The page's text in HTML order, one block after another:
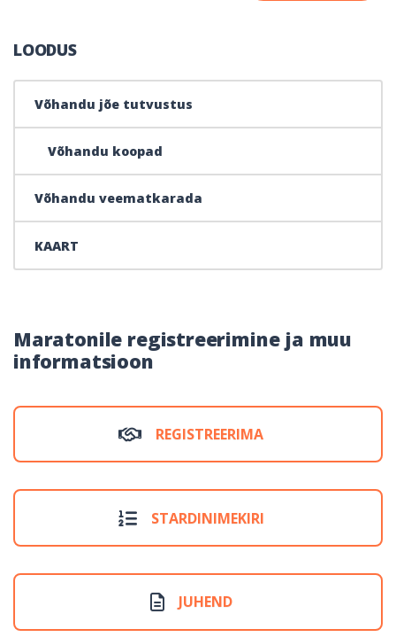
LOODUS
Võhandu jõe tutvustus
Võhandu koopad
Võhandu veematkarada
KAART
Maratonile registreerimine ja muu
informatsioon
REGISTREERIMA
STARDINIMEKIRI
JUHEND